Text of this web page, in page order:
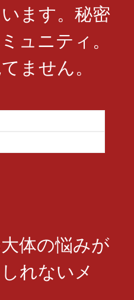
ます。秘密
ュニティ。
ません。
大体の悩みが
れないメ